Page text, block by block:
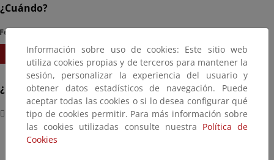
¿Cuándo?
Fecha Inicio
20/09/2023
Hora
20:15
¿Dónde?
Nueva York
Información sobre uso de cookies: Este sitio web
utiliza cookies propias y de terceros para mantener la
sesión, personalizar la experiencia del usuario y
obtener datos estadísticos de navegación. Puede
aceptar todas las cookies o si lo desea configurar qué
tipo de cookies permitir. Para más información sobre
las cookies utilizadas consulte nuestra Política de
Cookies